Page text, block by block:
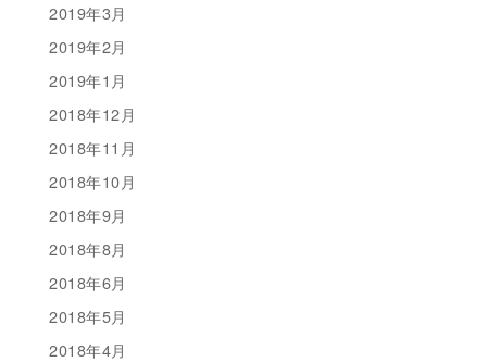
2019年3月
2019年2月
2019年1月
2018年12月
2018年11月
2018年10月
2018年9月
2018年8月
2018年6月
2018年5月
2018年4月